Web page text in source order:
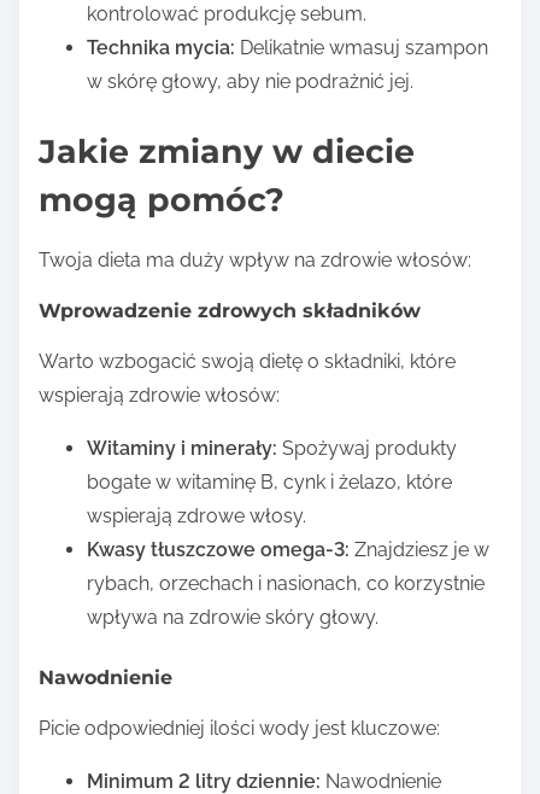
kontrolować produkcję sebum.
Technika mycia: Delikatnie wmasuj szampon
w skórę głowy, aby nie podrażnić jej.
Jakie zmiany w diecie
mogą pomóc?
Twoja dieta ma duży wpływ na zdrowie włosów:
Wprowadzenie zdrowych składników
Warto wzbogacić swoją dietę o składniki, które
wspierają zdrowie włosów:
Witaminy i minerały: Spożywaj produkty
bogate w witaminę B, cynk i żelazo, które
wspierają zdrowe włosy.
Kwasy tłuszczowe omega-3: Znajdziesz je w
rybach, orzechach i nasionach, co korzystnie
wpływa na zdrowie skóry głowy.
Nawodnienie
Picie odpowiedniej ilości wody jest kluczowe:
Minimum 2 litry dziennie: Nawodnienie